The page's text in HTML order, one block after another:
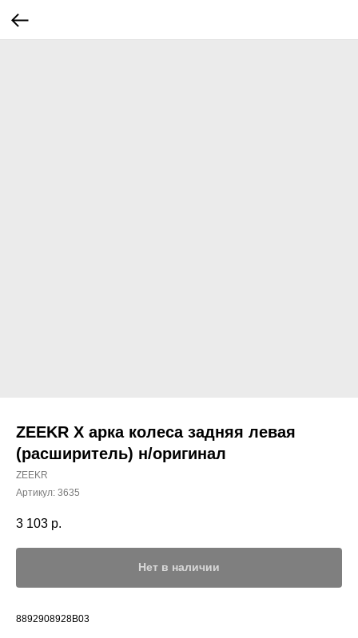
ZEEKR X арка колеса задняя левая
(расширитель) н/оригинал
ZEEKR
Артикул: 3635
3 103 р.
Нет в наличии
8892908928B03